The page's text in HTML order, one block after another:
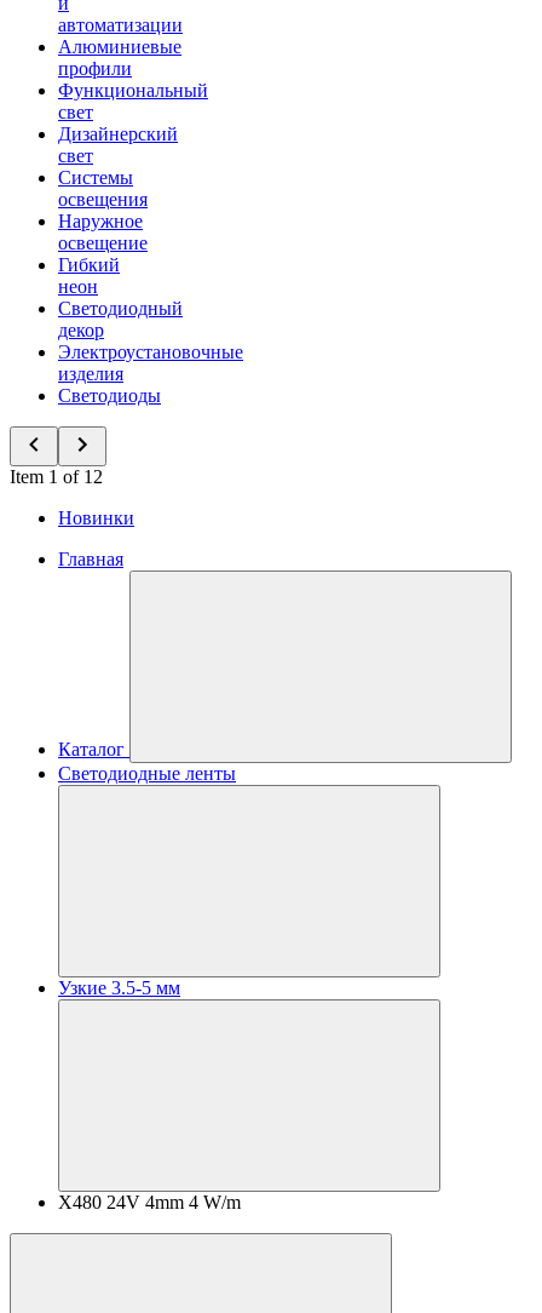
автоматизации
Алюминиевые
профили
Функциональный
свет
Дизайнерский
свет
Системы
освещения
Наружное
освещение
Гибкий
неон
Светодиодный
декор
Электроустановочные
изделия
Светодиоды
Item 1 of 12
Новинки
Главная
Каталог
Светодиодные ленты
Узкие 3.5-5 мм
X480 24V 4mm 4 W/m